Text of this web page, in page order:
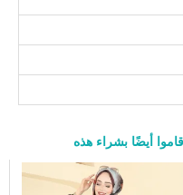
72--78
الطول
100
أيضًا بشراء هذه
a>